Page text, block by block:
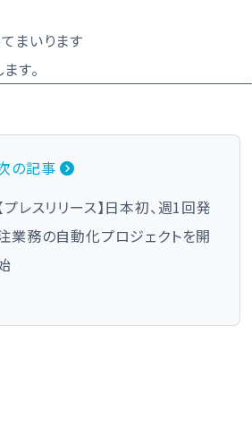
まいります
す。
の記事
プレスリリース】日本初、週1回発
業務の自動化プロジェクトを開